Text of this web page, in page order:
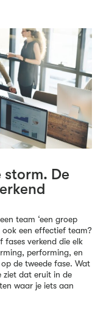
De
team ‘een groep
ook een effectief team?
fases verkend die elk
performing, en
de tweede fase. Wat
ziet dat eruit in de
waar je iets aan